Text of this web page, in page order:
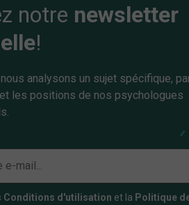
notre newsletter
!
analysons un sujet spécifique,
les positions de nos psychologues
Conditions d'utilisation et la Politique